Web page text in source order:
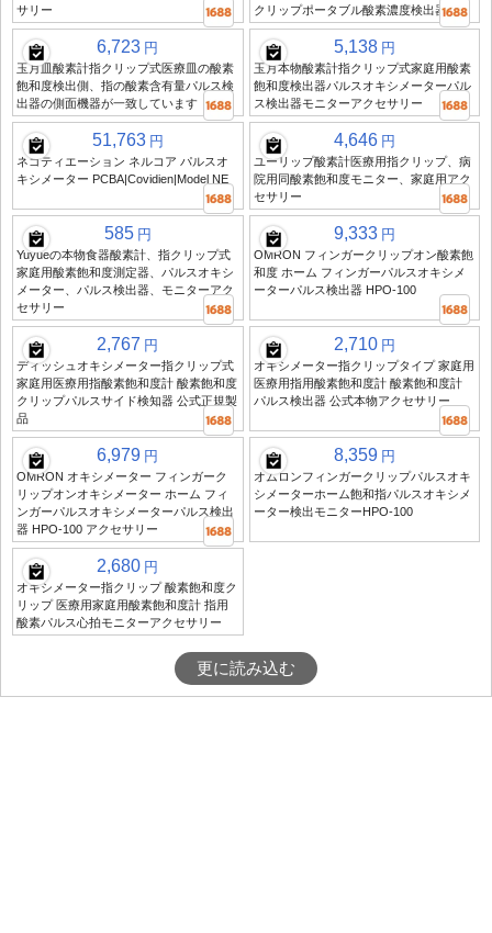
サリー
クリップポータブル酸素濃度検出器
6,723 円
玉月皿酸素計指クリップ式医療皿の酸素
飽和度検出側、指の酸素含有量パルス検
出器の側面機器が一致しています
5,138 円
玉月本物酸素計指クリップ式家庭用酸素
飽和度検出器パルスオキシメーターパル
ス検出器モニターアクセサリー
51,763 円
ネゴティエーション ネルコア パルスオ
キシメーター PCBA|Covidien|Model NE
4,646 円
ユーリップ酸素計医療用指クリップ、病
院用同酸素飽和度モニター、家庭用アク
セサリー
585 円
Yuyueの本物食器酸素計、指クリップ式
家庭用酸素飽和度測定器、パルスオキシ
メーター、パルス検出器、モニターアク
セサリー
9,333 円
OMRON フィンガークリップオン酸素飽
和度 ホーム フィンガーパルスオキシメ
ーターパルス検出器 HPO-100
2,767 円
ディッシュオキシメーター指クリップ式
家庭用医療用指酸素飽和度計 酸素飽和度
クリップパルスサイド検知器 公式正規製
品
2,710 円
オキシメーター指クリップタイプ 家庭用
医療用指用酸素飽和度計 酸素飽和度計
パルス検出器 公式本物アクセサリー
6,979 円
OMRON オキシメーター フィンガーク
リップオンオキシメーター ホーム フィ
ンガーパルスオキシメーターパルス検出
器 HPO-100 アクセサリー
8,359 円
オムロンフィンガークリップパルスオキ
シメーターホーム飽和指パルスオキシメ
ーター検出モニターHPO-100
2,680 円
オキシメーター指クリップ 酸素飽和度ク
リップ 医療用家庭用酸素飽和度計 指用
酸素パルス心拍モニターアクセサリー
更に読み込む